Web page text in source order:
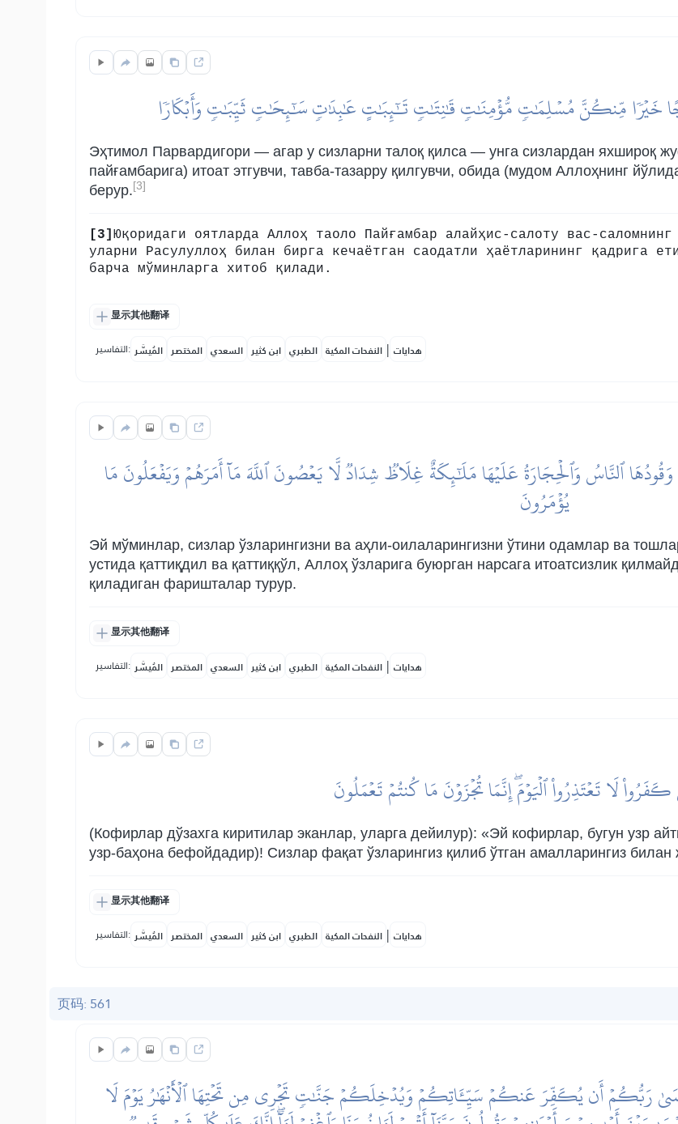
خَيۡرٗا مِّنكُنَّ مُسۡلِمَٰتٖ مُّؤۡمِنَٰتٖ قَٰنِتَٰتٖ تَٰٓئِبَٰتٍ عَٰبِدَٰتٖ سَٰٓئِحَٰتٖ ثَيِّبَٰتٖ وَأَبۡكَارٗا
Эҳтимол Парвардигори — агар у сизларни талоқ қилса — унга сизлардан яхшироқ
пайғамбарига) итоат этгувчи, тавба-тазарру қилгувчи, обида (мудом Аллоҳнинг
берур. [3]
[3] Юқоридаги оятларда Аллоҳ таоло Пайғамбар алайҳис-салоту вас-
уларни Расулуллоҳ билан бирга кечаётган саодатли ҳаётларининг қадрига
барча мўминларга хитоб қилади.
显示其他翻译
التفاسير: المُيسَّر المختصر السعدي ابن كثير الطبري النفحات المكية | هدايات
ٱلنَّاسُ وَٱلۡحِجَارَةُ عَلَيۡهَا مَلَٰٓئِكَةٌ غِلَاظٞ شِدَادٞ لَّا يَعۡصُونَ ٱللَّهَ مَآ أَمَرَهُمۡ وَيَفۡعَلُونَ مَا
يُؤۡمَرُونَ
Эй мўминлар, сизлар ўзларингизни ва аҳли-оилаларингизни ўтини одамлар ва
устида қаттиқдил ва қаттиққўл, Аллоҳ ўзларига буюрган нарсага итоатсизлик
қиладиган фаришталар турур.
显示其他翻译
التفاسير: المُيسَّر المختصر السعدي ابن كثير الطبري النفحات المكية | هدايات
لَا تَعۡتَذِرُواْ ٱلۡيَوۡمَۖ إِنَّمَا تُجۡزَوۡنَ مَا كُنتُمۡ تَعۡمَلُونَ
(Кофирлар дўзахга киритилар эканлар, уларга дейилур): «Эй кофирлар, бугун узр
узр-баҳона бефойдадир)! Сизлар фақат ўзларингиз қилиб ўтган амалларингиз
显示其他翻译
التفاسير: المُيسَّر المختصر السعدي ابن كثير الطبري النفحات المكية | هدايات
页码: 561
عَسَىٰ رَبُّكُمۡ أَن يُكَفِّرَ عَنكُمۡ سَيِّـَٔاتِكُمۡ وَيُدۡخِلَكُمۡ جَنَّٰتٖ تَجۡرِي مِن تَحۡتِهَا ٱلۡأَنۡهَٰرُ يَوۡمَ لَا